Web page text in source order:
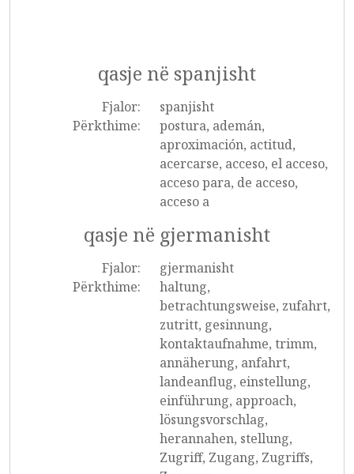
qasje në spanjisht
Fjalor:
spanjisht
Përkthime:
postura, ademán,
aproximación, actitud,
acercarse, acceso, el acceso,
acceso para, de acceso,
acceso a
qasje në gjermanisht
Fjalor:
gjermanisht
Përkthime:
haltung,
betrachtungsweise, zufahrt,
zutritt, gesinnung,
kontaktaufnahme, trimm,
annäherung, anfahrt,
landeanflug, einstellung,
einführung, approach,
lösungsvorschlag,
herannahen, stellung,
Zugriff, Zugang, Zugriffs,